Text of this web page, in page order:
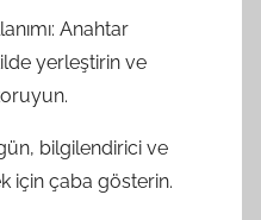
Anahtar
yerleştirin ve
bilgilendirici ve
için çaba gösterin.